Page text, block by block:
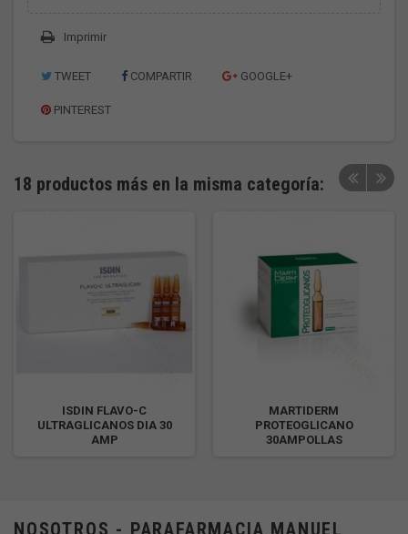
Imprimir
TWEET COMPARTIR GOOGLE+
PINTEREST
18 productos más en la misma categoría:
ISDIN FLAVO-C
ULTRAGLICANOS DIA 30
AMP
MARTIDERM
PROTEOGLICANO
30AMPOLLAS
NOSOTROS - PARAFARMACIA MANUEL